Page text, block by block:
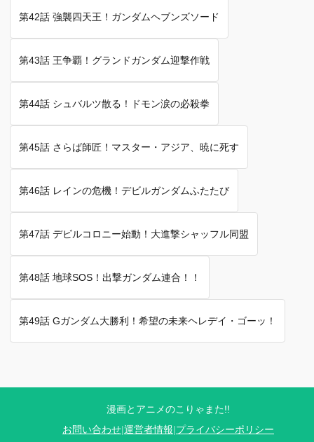
第42話 強襲四天王！ガンダムヘブンズソード
第43話 王争覇！グランドガンダム迎撃作戦
第44話 シュバルツ散る！ドモン涙の必殺拳
第45話 さらば師匠！マスター・アジア、暁に死す
第46話 レインの危機！デビルガンダムふたたび
第47話 デビルコロニー始動！大進撃シャッフル同盟
第48話 地球SOS！出撃ガンダム連合！！
第49話 Gガンダム大勝利！希望の未来ヘレデイ・ゴーッ！
漫画とアニメのこりゃまた!!
お問い合わせ|運営者情報|プライバシーポリシー